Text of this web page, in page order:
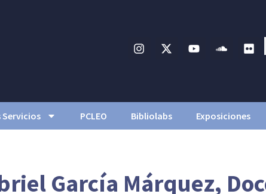
Servicios PCLEO Bibliolabs Exposiciones
García Márquez,